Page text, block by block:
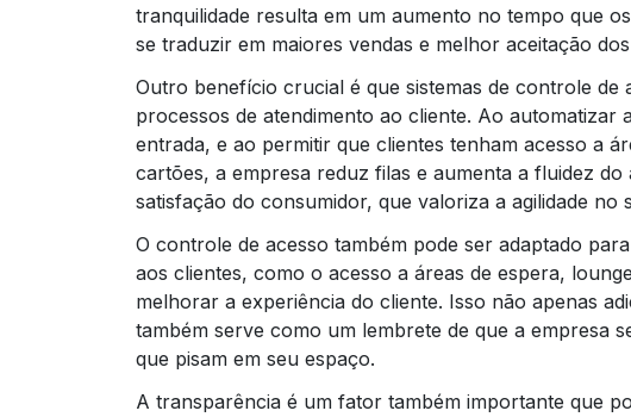
tranquilidade resulta em um aumento no tempo que
se traduzir em maiores vendas e melhor aceitação
Outro benefício crucial é que sistemas de controle de
processos de atendimento ao cliente. Ao automatizar
entrada, e ao permitir que clientes tenham acesso a
cartões, a empresa reduz filas e aumenta a fluidez
satisfação do consumidor, que valoriza a agilidade no
O controle de acesso também pode ser adaptado
aos clientes, como o acesso a áreas de espera,
melhorar a experiência do cliente. Isso não apenas
também serve como um lembrete de que a empresa
que pisam em seu espaço.
A transparência é um fator também importante que